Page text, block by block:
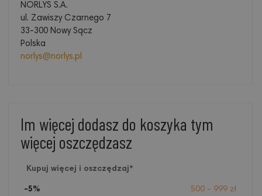
NORLYS S.A.
ul. Zawiszy Czarnego 7
33-300 Nowy Sącz
Polska
norlys@norlys.pl
Im więcej dodasz do koszyka tym
więcej oszczędzasz
Kupuj więcej i oszczędzaj*
-5% 500 - 999 zł